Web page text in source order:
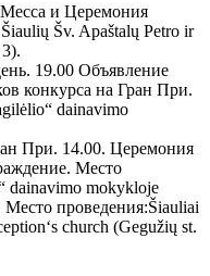
и Церемония
Šv. Apaštalų Petro ir
19.00 Объявление
конкурса на Гран При.
dainavimo
При. 14.00. Церемония
Место
dainavimo mokykloje
Место проведения:Šiauliai
church (Gegužių st.